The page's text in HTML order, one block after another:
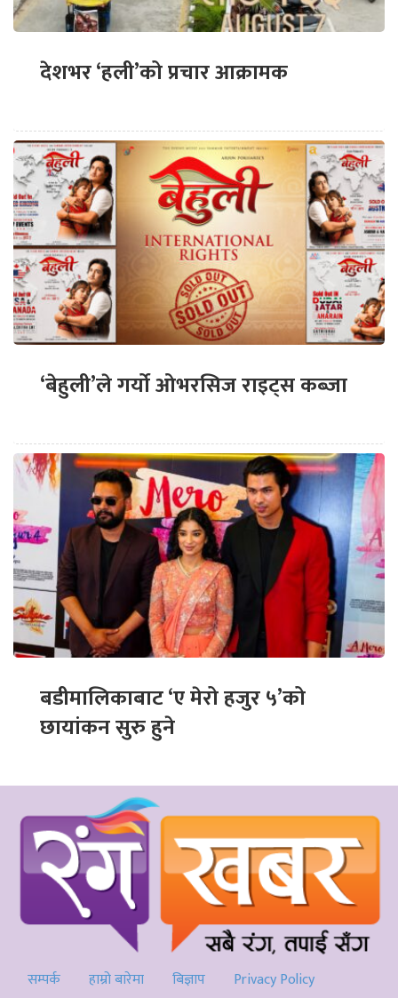
देशभर ‘हली’को प्रचार आक्रामक
‘बेहुली’ले गर्यो ओभरसिज राइट्स कब्जा
बडीमालिकाबाट ‘ए मेरो हजुर ५’को
छायांकन सुरु हुने
सम्पर्क हाम्रो बारेमा बिज्ञाप
Privacy Policy